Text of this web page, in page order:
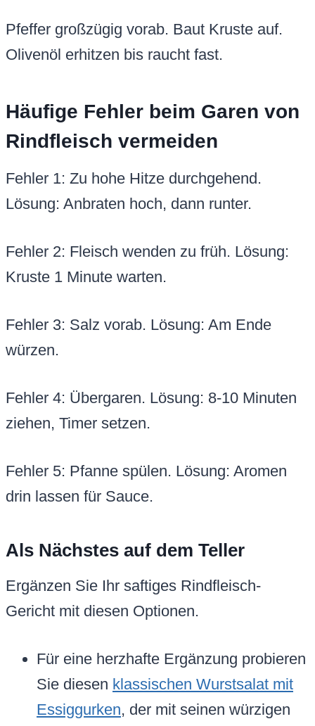
Pfeffer großzügig vorab. Baut Kruste auf.
Olivenöl erhitzen bis raucht fast.
Häufige Fehler beim Garen von
Rindfleisch vermeiden
Fehler 1: Zu hohe Hitze durchgehend.
Lösung: Anbraten hoch, dann runter.
Fehler 2: Fleisch wenden zu früh. Lösung:
Kruste 1 Minute warten.
Fehler 3: Salz vorab. Lösung: Am Ende
würzen.
Fehler 4: Übergaren. Lösung: 8-10 Minuten
ziehen, Timer setzen.
Fehler 5: Pfanne spülen. Lösung: Aromen
drin lassen für Sauce.
Als Nächstes auf dem Teller
Ergänzen Sie Ihr saftiges Rindfleisch-
Gericht mit diesen Optionen.
Für eine herzhafte Ergänzung probieren
Sie diesen klassischen Wurstsalat mit
Essiggurken, der mit seinen würzigen